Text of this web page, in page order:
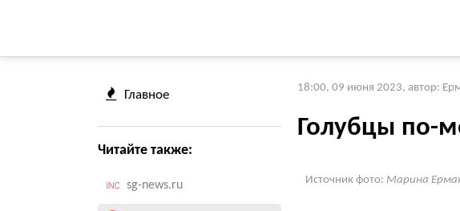
Главное
Читайте также:
sg-news.ru
18:00, 09 июня 2023, автор:
Голубцы по-
Источник фото: Марина